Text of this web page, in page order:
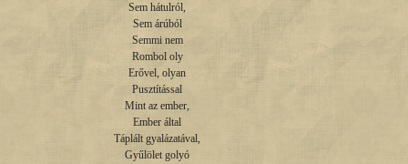
Sem hátulról,
Sem árúból
Semmi nem
Rombol oly
Erővel, olyan
Pusztítással
Mint az ember,
Ember által
Táplált gyalázatával,
Gyűlölet golyó